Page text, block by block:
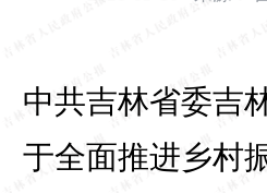
中共吉林省委吉
于全面推进乡村